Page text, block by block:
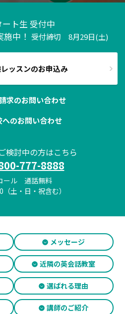
ト生 受付中
中！ 受付締切 8月29日(土)
ッスンのお申込み
求のお問い合わせ
へのお問い合わせ
検討中の方はこちら
777-8888
ール 通話無料
土・日・祝含む）
メッセージ
近隣の英会話教室
選ばれる理由
講師のご紹介